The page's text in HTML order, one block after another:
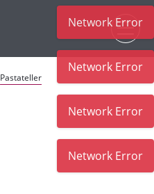
Pastateller
Network Error
Network Error
Network Error
Network Error